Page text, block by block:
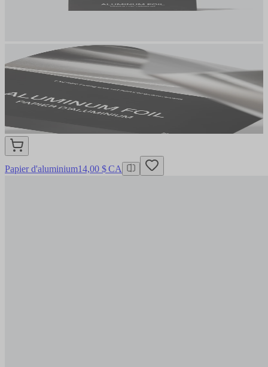
Papier d'aluminium14,00 $ CA